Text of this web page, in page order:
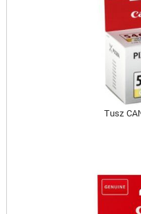
Tusz